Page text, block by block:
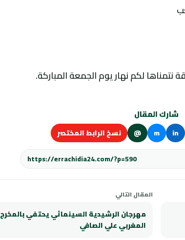
لكم نهار يوم الجمعة المباركة.
شارك المقال
in
m
@ نسخ الرابط المختصر
المقال التالي
مهرجان الرشيدية السينمائي يحتفي بالمخرج
المغربي علي الصافي